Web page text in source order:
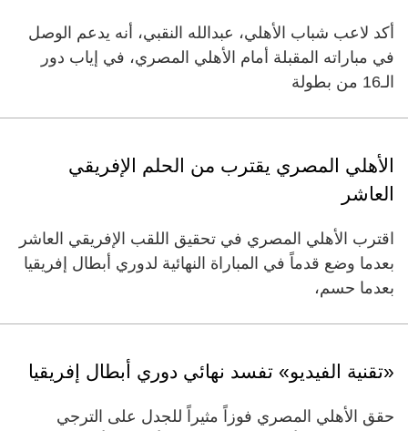
أكد لاعب شباب الأهلي، عبدالله النقبي، أنه يدعم الوصل
في مباراته المقبلة أمام الأهلي المصري، في إياب دور
الـ16 من بطولة
الأهلي المصري يقترب من الحلم الإفريقي
العاشر
اقترب الأهلي المصري في تحقيق اللقب الإفريقي العاشر
بعدما وضع قدماً في المباراة النهائية لدوري أبطال إفريقيا
بعدما حسم،
«تقنية الفيديو» تفسد نهائي دوري أبطال إفريقيا
حقق الأهلي المصري فوزاً مثيراً للجدل على الترجي